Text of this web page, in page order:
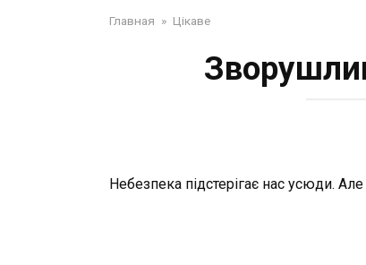
Главная » Цікаве
Небезпека підстерігає нас усюди.